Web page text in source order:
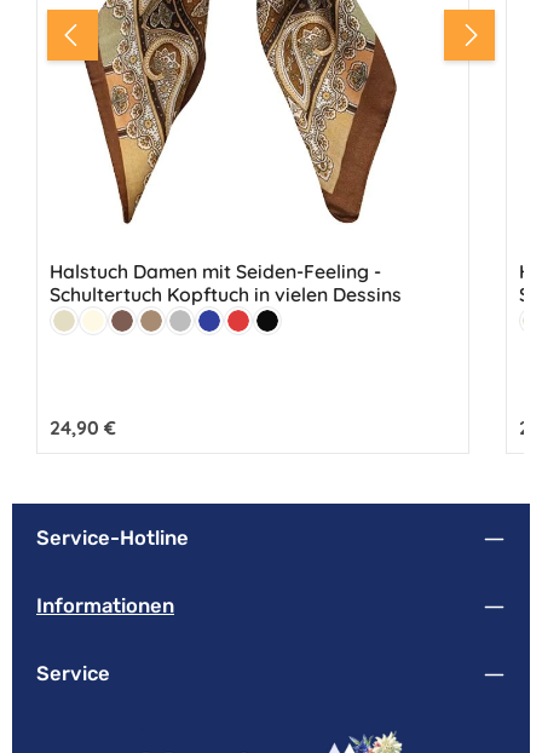
Halstuch Damen mit Seiden-Feeling -
Schultertuch Kopftuch in vielen Dessins
Farbe:
BeigeCremeBraunHellbraun
GrauMarineRot Schwarz
Regulärer Preis:
24,90 €
Service-Hotline
Informationen
Service